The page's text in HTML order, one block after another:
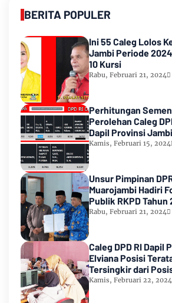
BERITA POPULER
Ini 55 Caleg Lolos
Jambi Periode
10 Kursi
Rabu, Februari 21, 2024
Perhitungan
Perolehan Caleg DPD
Dapil Provinsi
Urutan Kedua
Kamis, Februari 15, 2024
Unsur Pimpinan
Muarojambi Hadiri
Publik RKPD Tahun
Rabu, Februari 21, 2024
Caleg DPD RI Dapil
Elviana Posisi
Tersingkir dari
Kamis, Februari 22, 2024